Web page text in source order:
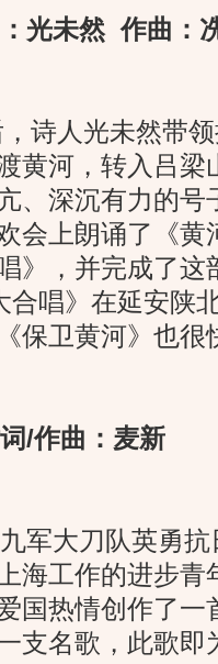
光未然 作曲：
诗人光未然带
黄河，转入吕
、深沉有力的号
会上朗诵了《
》，并完成了这
合唱》在延安陕
保卫黄河》也很
/作曲：麦新
军大刀队英勇抗
海工作的进步
国热情创作了一
支名歌，此歌即